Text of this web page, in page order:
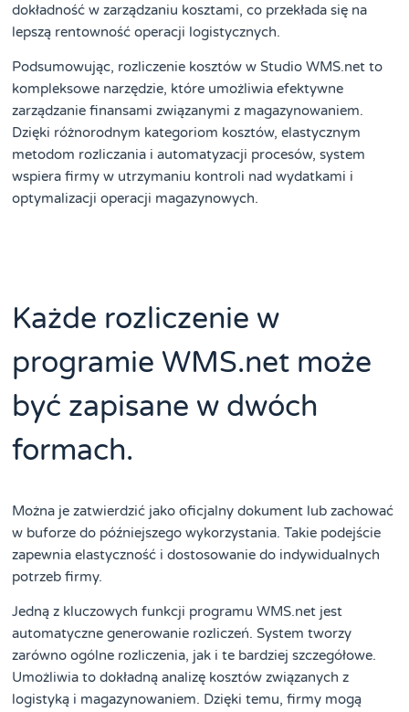
dokładność w zarządzaniu kosztami, co przekłada się na
lepszą rentowność operacji logistycznych.
Podsumowując, rozliczenie kosztów w Studio WMS.net to
kompleksowe narzędzie, które umożliwia efektywne
zarządzanie finansami związanymi z magazynowaniem.
Dzięki różnorodnym kategoriom kosztów, elastycznym
metodom rozliczania i automatyzacji procesów, system
wspiera firmy w utrzymaniu kontroli nad wydatkami i
optymalizacji operacji magazynowych.
Każde rozliczenie w
programie WMS.net może
być zapisane w dwóch
formach.
Można je zatwierdzić jako oficjalny dokument lub zachować
w buforze do późniejszego wykorzystania. Takie podejście
zapewnia elastyczność i dostosowanie do indywidualnych
potrzeb firmy.
Jedną z kluczowych funkcji programu WMS.net jest
automatyczne generowanie rozliczeń. System tworzy
zarówno ogólne rozliczenia, jak i te bardziej szczegółowe.
Umożliwia to dokładną analizę kosztów związanych z
logistyką i magazynowaniem. Dzięki temu, firmy mogą